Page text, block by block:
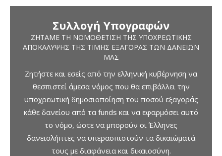
Συλλογή Υπογραφών
ΖΗΤΆΜΕ ΤΗ ΝΟΜΟΘΈΤΙΣΗ ΤΗΣ ΥΠΟΧΡΕΩΤΙΚΉΣ
ΑΠΟΚΆΛΥΨΗΣ ΤΗΣ ΤΙΜΉΣ ΕΞΑΓΟΡΆΣ ΤΩΝ ΔΑΝΕΊΩΝ
ΜΑΣ
Ζητήστε και εσείς από την ελληνική κυβέρνηση να
θεσπιστεί άμεσα νόμος που θα επιβάλλει την
υποχρεωτική δημοσιοποίηση του ποσού εξαγοράς
κάθε δανείου από τα funds και να εφαρμόσει αυτό
το νόμο, ώστε να μπορούν οι Έλληνες
δανειολήπτες να υπερασπιστούν τα δικαιώματά
τους με διαφάνεια και δικαιοσύνη.